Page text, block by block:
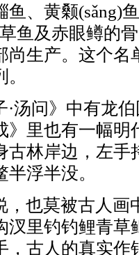
、黄颡(sǎng)
鱼及赤眼鳟的
尚生产。这个名
汤问》中有龙
》里也有一幅明
古林岸边，左手
浮半没。
也莫被古人画
汊里钓钓鲤青
，古人的真实作